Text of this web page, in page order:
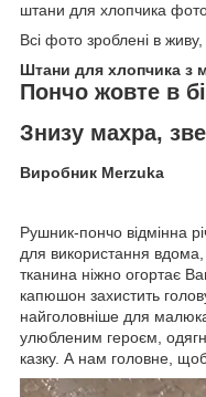
штани для хлопчика
Всі фото зроблені в
Штани для хлопчика з
Пончо жовте в
Знизу махра,
Виробник Merzuka
Рушник-пончо відмінна
для використання
тканина ніжно огортає
капюшон захистить
найголовніше для
улюбленим героєм,
казку. А нам головне,